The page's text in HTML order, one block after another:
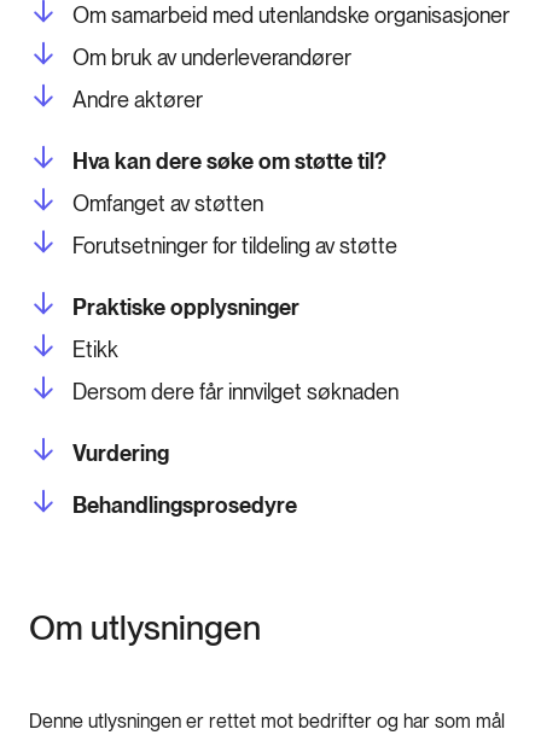
Om samarbeid med utenlandske organisasjoner
Om bruk av underleverandører
Andre aktører
Hva kan dere søke om støtte til?
Omfanget av støtten
Forutsetninger for tildeling av støtte
Praktiske opplysninger
Etikk
Dersom dere får innvilget søknaden
Vurdering
Behandlingsprosedyre
Om utlysningen
Denne utlysningen er rettet mot bedrifter og har som mål